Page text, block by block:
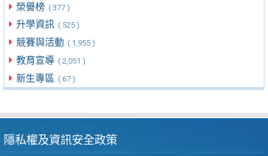
榮譽榜 ( 377 )
升學資訊 ( 525 )
競賽與活動 ( 1,955 )
教育宣導 ( 2,051 )
新生專區 ( 67 )
隱私權及資訊安全政策